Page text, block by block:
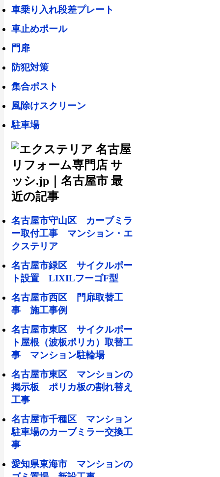
車乗り入れ段差プレート
車止めポール
門扉
防犯対策
集合ポスト
風除けスクリーン
駐車場
名古屋市守山区 カーブミラ
ー取付工事 マンション・エ
クステリア
名古屋市緑区 サイクルポー
ト設置 LIXILフーゴF型
名古屋市西区 門扉取替工
事 施工事例
名古屋市東区 サイクルポー
ト屋根（波板ポリカ）取替工
事 マンション駐輪場
名古屋市東区 マンションの
掲示板 ポリカ板の割れ替え
工事
名古屋市千種区 マンション
駐車場のカーブミラー交換工
事
愛知県東海市 マンションの